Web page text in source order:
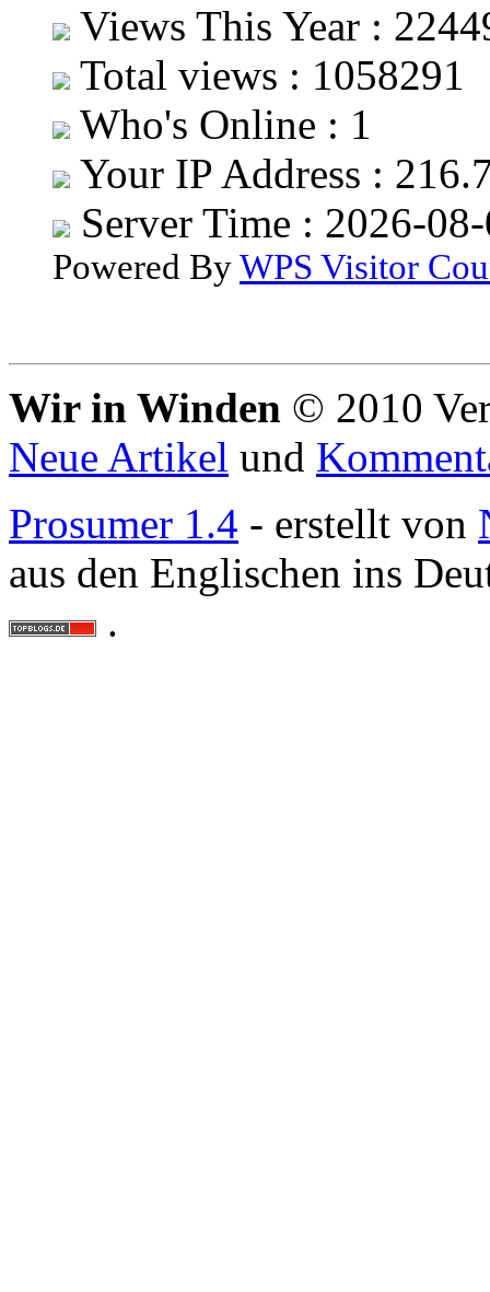
Views This Year :
Total views : 1058291
Who's Online : 1
Your IP Address :
Server Time : 2026-
Powered ByWPS Visitor
Wir in Winden © 2010
Neue Artikel und
Prosumer 1.4 - erstellt von
aus den Englischen ins
.